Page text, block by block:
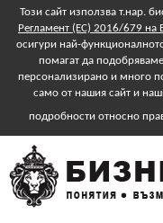
Този сайт използва т.нар.
Регламент (ЕС) 2016/679 на
осигури най-
помагат да
персонализирано и много
само от нашия сайт и
подробности относно